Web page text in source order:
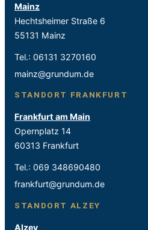
Mainz
Hechtsheimer Straße 6
55131 Mainz
Tel.: 06131 3270160
mainz@grundum.de
STANDORT FRANKFURT
Frankfurt am Main
Opernplatz 14
60313 Frankfurt
Tel.: 069 348690480
frankfurt@grundum.de
STANDORT ALZEY
Alzey